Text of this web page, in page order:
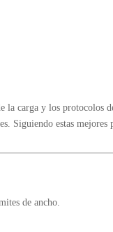
carga y los protocolos
Siguiendo estas mejores
de ancho.